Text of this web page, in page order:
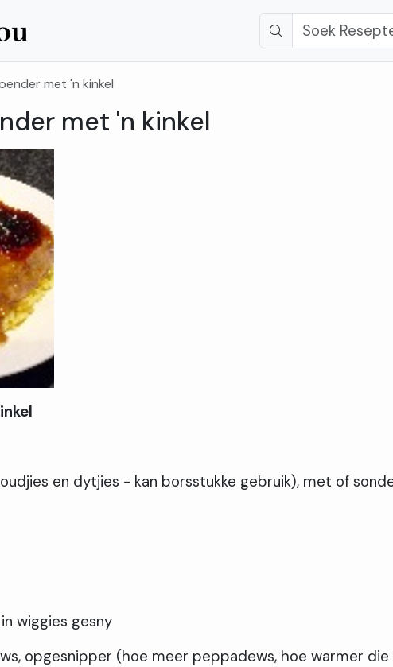
met 'n kinkel
met 'n kinkel
en dytjies - kan borsstukke gebruik), met of
wiggies gesny
opgesnipper (hoe meer peppadews, hoe warmer